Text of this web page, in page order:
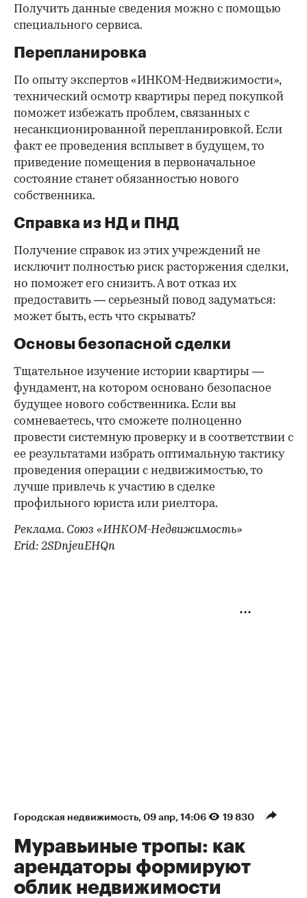
Получить данные сведения можно с помощью
специального сервиса.
Перепланировка
По опыту экспертов «ИНКОМ-Недвижимости»,
технический осмотр квартиры перед покупкой
поможет избежать проблем, связанных с
несанкционированной перепланировкой. Если
факт ее проведения всплывет в будущем, то
приведение помещения в первоначальное
состояние станет обязанностью нового
собственника.
Справка из НД и ПНД
Получение справок из этих учреждений не
исключит полностью риск расторжения сделки,
но поможет его снизить. А вот отказ их
предоставить — серьезный повод задуматься:
может быть, есть что скрывать?
Основы безопасной сделки
Тщательное изучение истории квартиры —
фундамент, на котором основано безопасное
будущее нового собственника. Если вы
сомневаетесь, что сможете полноценно
провести системную проверку и в соответствии с
ее результатами избрать оптимальную тактику
проведения операции с недвижимостью, то
лучше привлечь к участию в сделке
профильного юриста или риелтора.
Реклама. Союз «ИНКОМ-Недвижимость»
Erid: 2SDnjeuEHQn
Городская недвижимость 09 апр, 14:06 19 830
Муравьиные тропы: как
арендаторы формируют
облик недвижимости